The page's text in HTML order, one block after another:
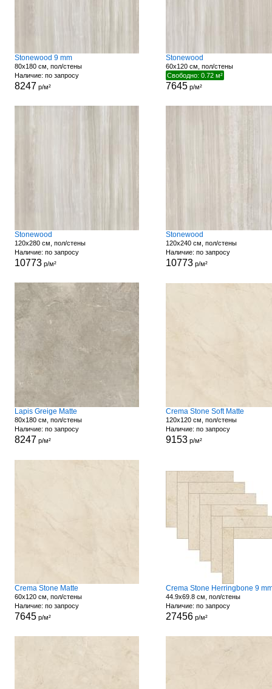
Stonewood 9 mm
80x180 см, пол/стены
Наличие: по запросу
8247 р/м²
Stonewood
60x120 см, пол/стены
Свободно: 0.72 м²
7645р/м²
Stonewood
120x280 см, пол/стены
Наличие: по запросу
10773р/м²
Stonewood
120x240 см, пол/стены
Наличие: по запросу
10773р/м²
Lapis Greige Matte
80x180 см, пол/стены
Наличие: по запросу
8247 р/м²
Crema Stone Soft Matte
120x120 см, пол/стены
Наличие: по запросу
9153р/м²
Crema Stone Matte
60x120 см, пол/стены
Наличие: по запросу
7645р/м²
Crema Stone Herringbone 9
44.9x69.8 см, пол/стены
Наличие: по запросу
27456р/м²